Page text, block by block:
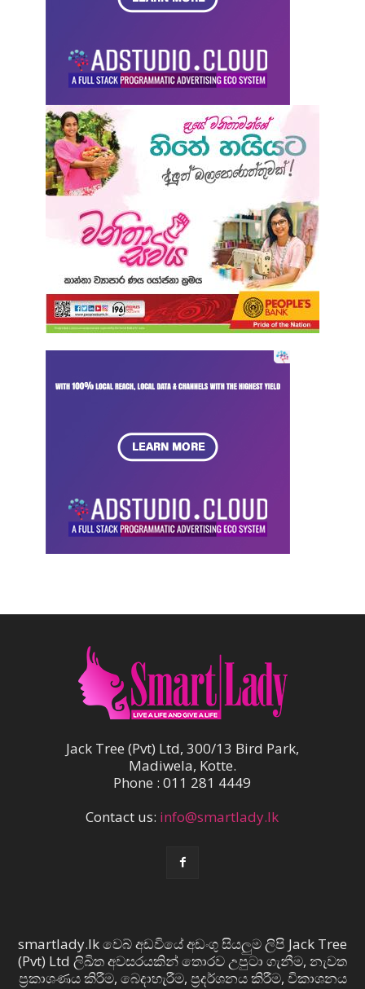
Jack Tree (Pvt) Ltd, 300/13 Bird Park,
Madiwela, Kotte.
Phone : 011 281 4449
Contact us: info@smartlady.lk
smartlady.lk වෙබ් අඩවියේ අඩංගු සියලුම ලිපි Jack Tree
(Pvt) Ltd ලිඛිත අවසරයකින් තොරව උපුටා ගැනීම, නැවත
ප්‍රකාශණය කිරීම, බෙදාහැරීම, ප්‍රදර්ශනය කිරීම, විකාශනය